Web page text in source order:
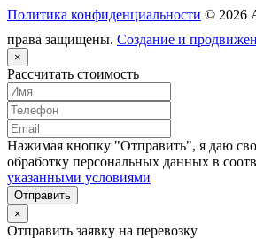
Политика конфиденциальности © 2026
права защищены. Создание и
×
Рассчитать стоимость
Нажимая кнопку "Отправить", я даю
обработку персональных данных в
указанными условиями
Отправить
×
Отправить заявку на перевозку